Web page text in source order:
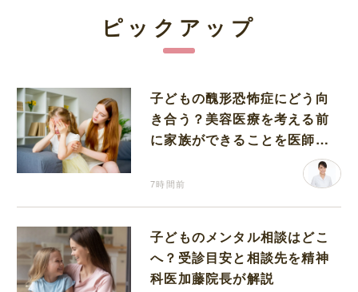
ピックアップ
子どもの醜形恐怖症にどう向
き合う？美容医療を考える前
に家族ができることを医師が
7時間前
子どものメンタル相談はどこ
へ？受診目安と相談先を精神
科医加藤院長が解説